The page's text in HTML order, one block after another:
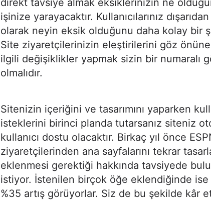
direkt tavsiye almak eksiklerinizin ne
işinize yarayacaktır. Kullanıcılarınız
olarak neyin eksik olduğunu daha kolay bir
Site ziyaretçilerinizin eleştirilerini göz
ilgili değişiklikler yapmak sizin bir numaralı
olmalıdır.
Sitenizin içeriğini ve tasarımını yaparken
isteklerini birinci planda tutarsanız siteniz
kullanıcı dostu olacaktır. Birkaç yıl önce
ziyaretçilerinden ana sayfalarını tekrar
eklenmesi gerektiği hakkında tavsiyede
istiyor. İstenilen birçok öğe eklendiğinde ise
%35 artış görüyorlar. Siz de bu şekilde kâr